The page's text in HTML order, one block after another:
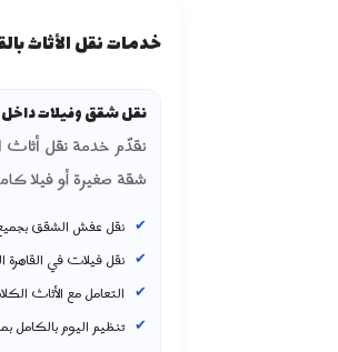
خدمات نقل الأثاث
نقل شقق وفيلات داخل
نقدّم خدمةنقل أثاث
شقة صغيرة أو فيلا
نقل عفش الشقق
نقل فيلات في القاهرة
التعامل مع الأثاث
تنظيم اليوم بالكامل